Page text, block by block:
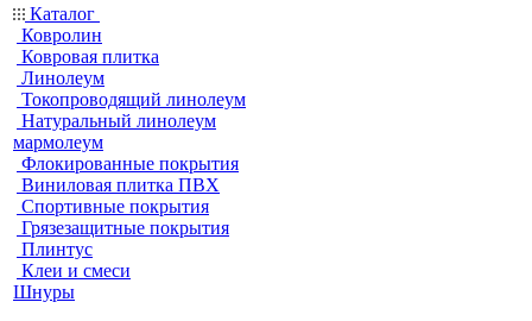
Каталог
Ковролин
Ковровая плитка
Линолеум
Токопроводящий линолеум
Натуральный линолеум
мармолеум
Флокированные покрытия
Виниловая плитка ПВХ
Спортивные покрытия
Грязезащитные покрытия
Плинтус
Клеи и смеси
Шнуры